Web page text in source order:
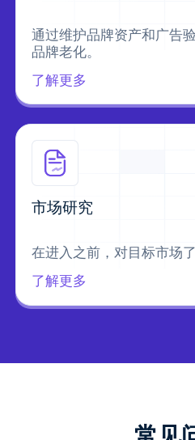
通过维护品牌资产和广告
品牌老化。
了解更多
市场研究
在进入之前，对目标市场了
了解更多